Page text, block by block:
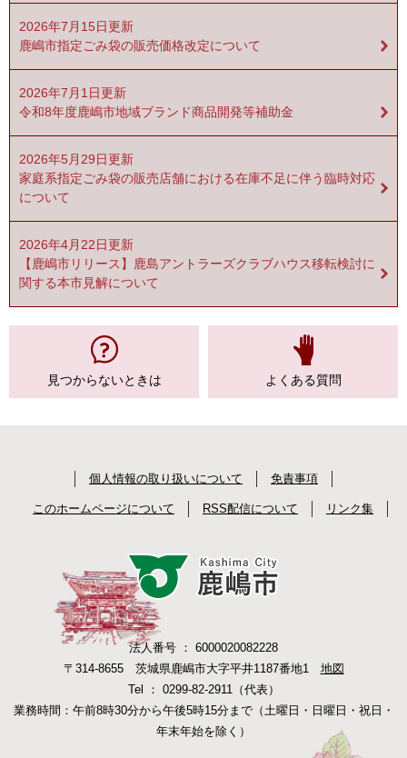
2026年7月15日更新
鹿嶋市指定ごみ袋の販売価格改定について
2026年7月1日更新
令和8年度鹿嶋市地域ブランド商品開発等補助金
2026年5月29日更新
家庭系指定ごみ袋の販売店舗における在庫不足に伴う臨時対応
について
2026年4月22日更新
【鹿嶋市リリース】鹿島アントラーズクラブハウス移転検討に
関する本市見解について
見つからないときは よくある質問
個人情報の取り扱いについて 免責事項
このホームページについて RSS配信について リンク集
法人番号 ： 6000020082228
〒314-8655 茨城県鹿嶋市大字平井1187番地1 地図
Tel ： 0299-82-2911（代表）
業務時間：午前8時30分から午後5時15分まで（土曜日・日曜日・祝日・
年末年始を除く）